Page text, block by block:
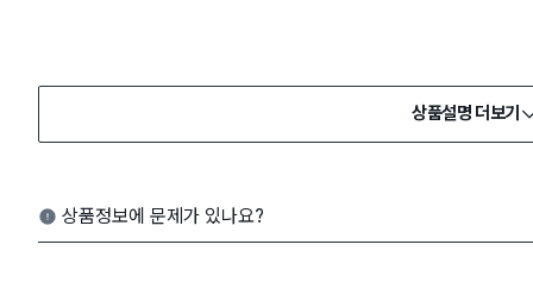
상품설명 더보기
상품정보에 문제가 있나요?